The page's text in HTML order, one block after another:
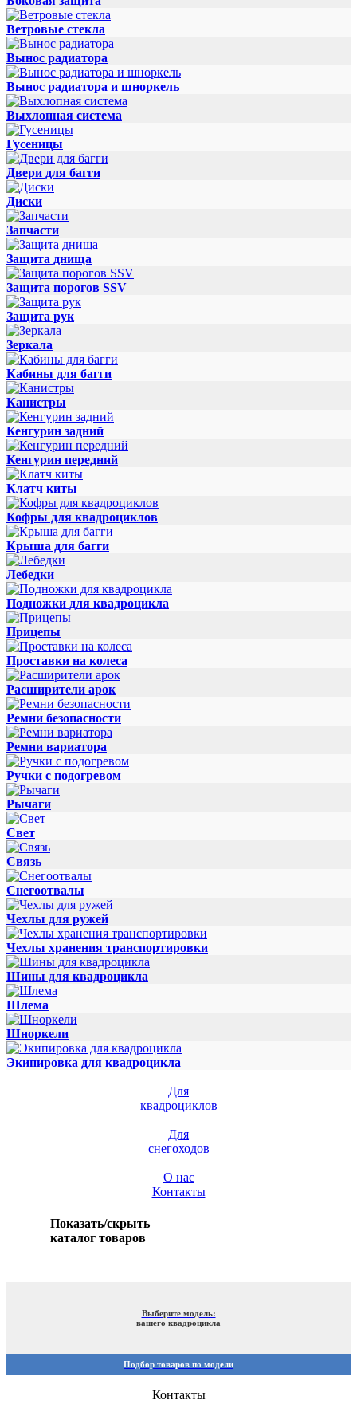
Ветровые стекла
Вынос радиатора
Вынос радиатора и шноркель
Выхлопная система
Гусеницы
Двери для багги
Диски
Запчасти
Защита днища
Защита порогов SSV
Защита рук
Зеркала
Кабины для багги
Канистры
Кенгурин задний
Кенгурин передний
Клатч киты
Кофры для квадроциклов
Крыша для багги
Лебедки
Подножки для квадроцикла
Прицепы
Проставки на колеса
Расширители арок
Ремни безопасности
Ремни вариатора
Ручки с подогревом
Рычаги
Свет
Связь
Снегоотвалы
Чехлы для ружей
Чехлы хранения транспортировки
Шины для квадроцикла
Шлема
Шноркели
Экипировка для квадроцикла
Для
квадроциклов
Для
снегоходов
О нас
Контакты
Показать/скрыть
каталог товаров
Выберите модель:
вашего квадроцикла
Подбор товаров по модели
Контакты